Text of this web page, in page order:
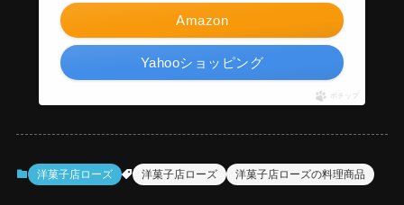
Amazon
Yahooショッピング
ポチップ
洋菓子店ローズ 洋菓子店ローズ 洋菓子店ローズの料理商品